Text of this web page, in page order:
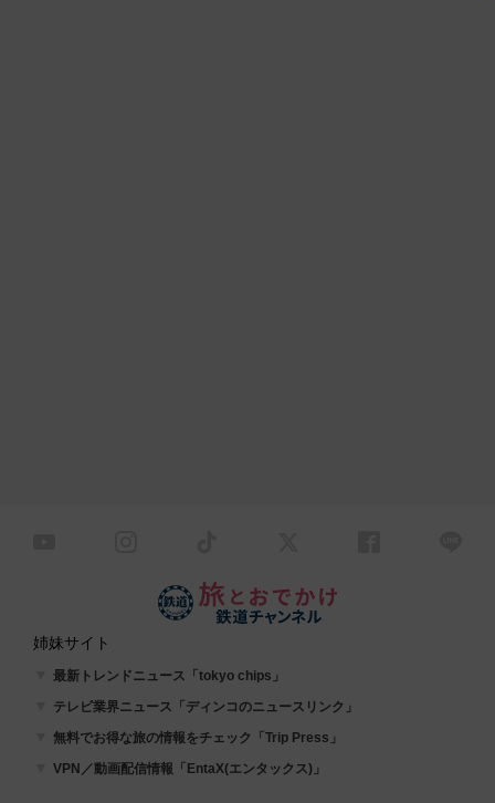
姉妹サイト
最新トレンドニュース「tokyo chips」
テレビ業界ニュース「ディンコのニュースリンク」
無料でお得な旅の情報をチェック「Trip Press」
VPN／動画配信情報「EntaX(エンタックス)」